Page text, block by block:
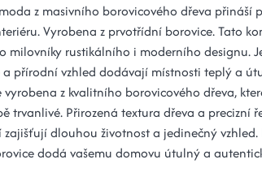
z masivního borovicového dřeva přináší
Vyrobena z prvotřídní borovice. Tato
milovníky rustikálního i moderního designu.
a přírodní vzhled dodávají místnosti teplý a
vyrobena z kvalitního borovicového dřeva,
trvanlivé. Přirozená textura dřeva a precizní
zajišťují dlouhou životnost a jedinečný vzhled.
dodá vašemu domovu útulný a